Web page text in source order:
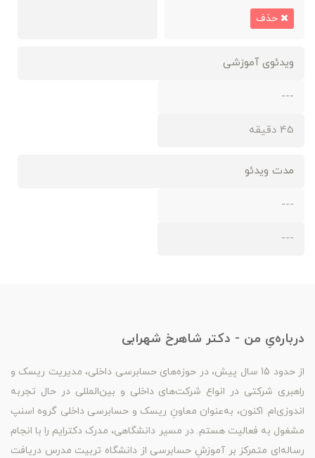
حذف
ویدئوی آموزشی
---
45 دقیقه
مدت ویدئو
---
---
درباره‌یِ من - دکتر شاهرخ شهرابی
از حدود 15 سال پیش، در حوزه‌های حسابرسی داخلی، مدیریت ریسک و
راهبری شرکتی در انواع شرکت‌های داخلی و بین‌المللی در حال تجربه
اندوزی‌ام. اکنون، به‌عنوان معاونِ ریسک و حسابرسی داخلی گروه اسنپ
مشغول به فعالیت هستم. در مسیر دانشگاهی، مدرک دکترایم را با انجام
رساله‌ای متمرکز بر آموزشِ حسابرسی از دانشگاه تربیت مدرس دریافت